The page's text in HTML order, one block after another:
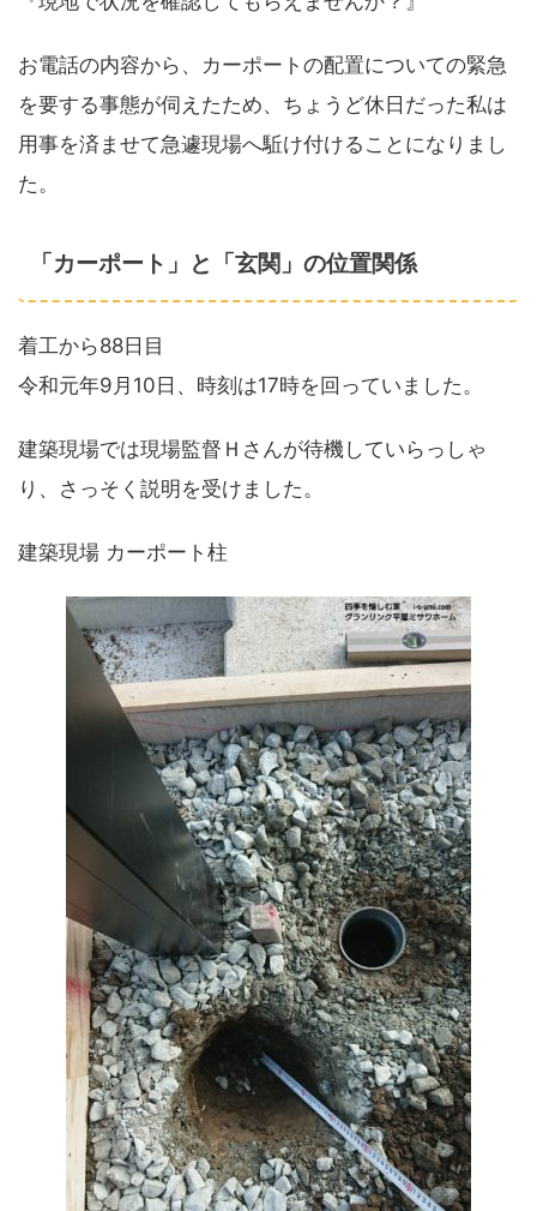
お電話の内容から、カーポートの配置についての緊急
を要する事態が伺えたため、ちょうど休日だった私は
用事を済ませて急遽現場へ駈け付けることになりまし
た。
「カーポート」と「玄関」の位置関係
着工から88日目
令和元年9月10日、時刻は17時を回っていました。
建築現場では現場監督Ｈさんが待機していらっしゃ
り、さっそく説明を受けました。
建築現場 カーポート柱